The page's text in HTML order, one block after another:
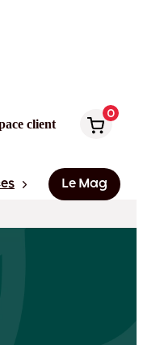
client
0
Le Mag